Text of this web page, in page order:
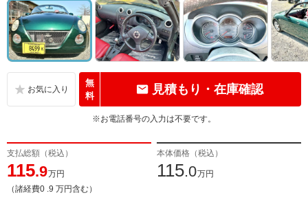
無
料
見積もり・在庫確認
※お電話番号の入力は不要です。
支払総額（税込）
115.9万円
（諸経費0 .9 万円含む）
本体価格（税込）
115.0万円